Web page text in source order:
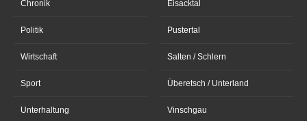
Chronik
Politik
Wirtschaft
Sport
Unterhaltung
Eisacktal
Pustertal
Salten / Schlern
Überetsch / Unterland
Vinschgau